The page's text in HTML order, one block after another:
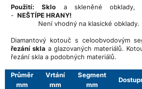
Použití: Sklo a skleněné obklady,
- NEŠTÍPE HRANY!
Není vhodný na klasické obklady.
Diamantový kotouč s celoobvodovým
řezání skla a glazovaných materiálů.
řezání skla a podobných materiálů.
Průměr
mm
Vrtání
mm
Segment
mm